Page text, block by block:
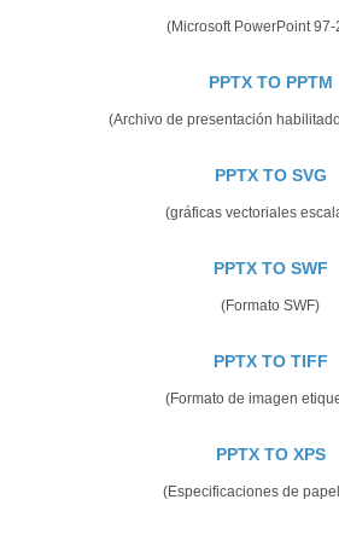
(Microsoft PowerPoint
PPTX TO PPTM
(Archivo de presentación
PPTX TO SVG
(gráficas vectoriales
PPTX TO SWF
(Formato SWF)
PPTX TO TIFF
(Formato de imagen
PPTX TO XPS
(Especificaciones de